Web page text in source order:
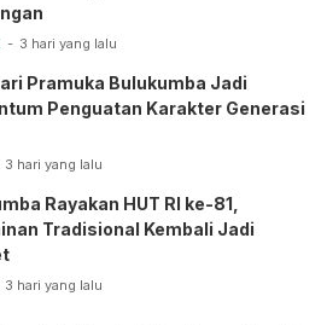
3 hari yang lalu
Pramuka Bulukumba Jadi
Penguatan Karakter Generasi
3 hari yang lalu
Rayakan HUT RI ke-81,
Tradisional Kembali Jadi
3 hari yang lalu